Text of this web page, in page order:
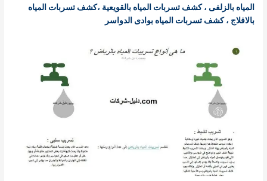
المياه بالزلفى ،كشف تسربات المياه بالقويعية ،كشف تسربات المياه
بالافلاج ،كشف تسربات المياه بوادى الدواسر